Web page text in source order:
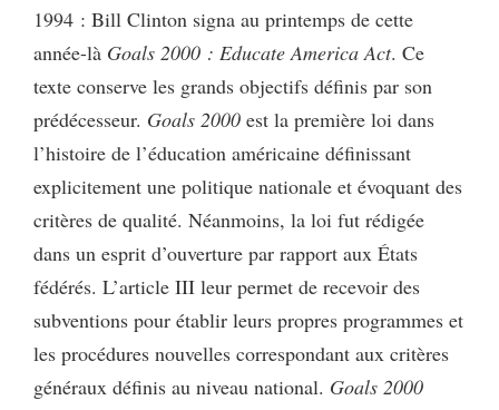
1994 : Bill Clinton signa au printemps de cette
année-là Goals 2000 : Educate America Act. Ce
texte conserve les grands objectifs définis par son
prédécesseur. Goals 2000 est la première loi dans
l’histoire de l’éducation américaine définissant
explicitement une politique nationale et évoquant des
critères de qualité. Néanmoins, la loi fut rédigée
dans un esprit d’ouverture par rapport aux États
fédérés. L’article III leur permet de recevoir des
subventions pour établir leurs propres programmes et
les procédures nouvelles correspondant aux critères
généraux définis au niveau national. Goals 2000